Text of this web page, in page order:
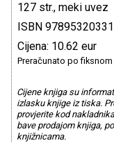
127 str., meki uvez
ISBN
Cijena: 10.62 eur
Preračunato po
Cijene knjiga su
izlasku knjige iz tiska.
provjerite kod
bave prodajom knjiga,
knjižnicama.